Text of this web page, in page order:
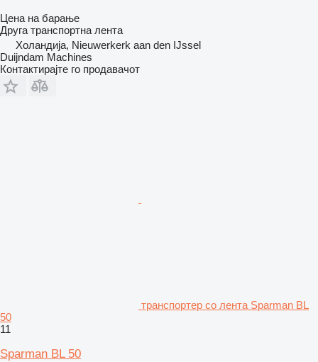
Цена на барање
Друга транспортна лента
Холандија, Nieuwerkerk aan den IJssel
Duijndam Machines
Контактирајте го продавачот
транспортер со лента Sparman BL
50
11
Sparman BL 50